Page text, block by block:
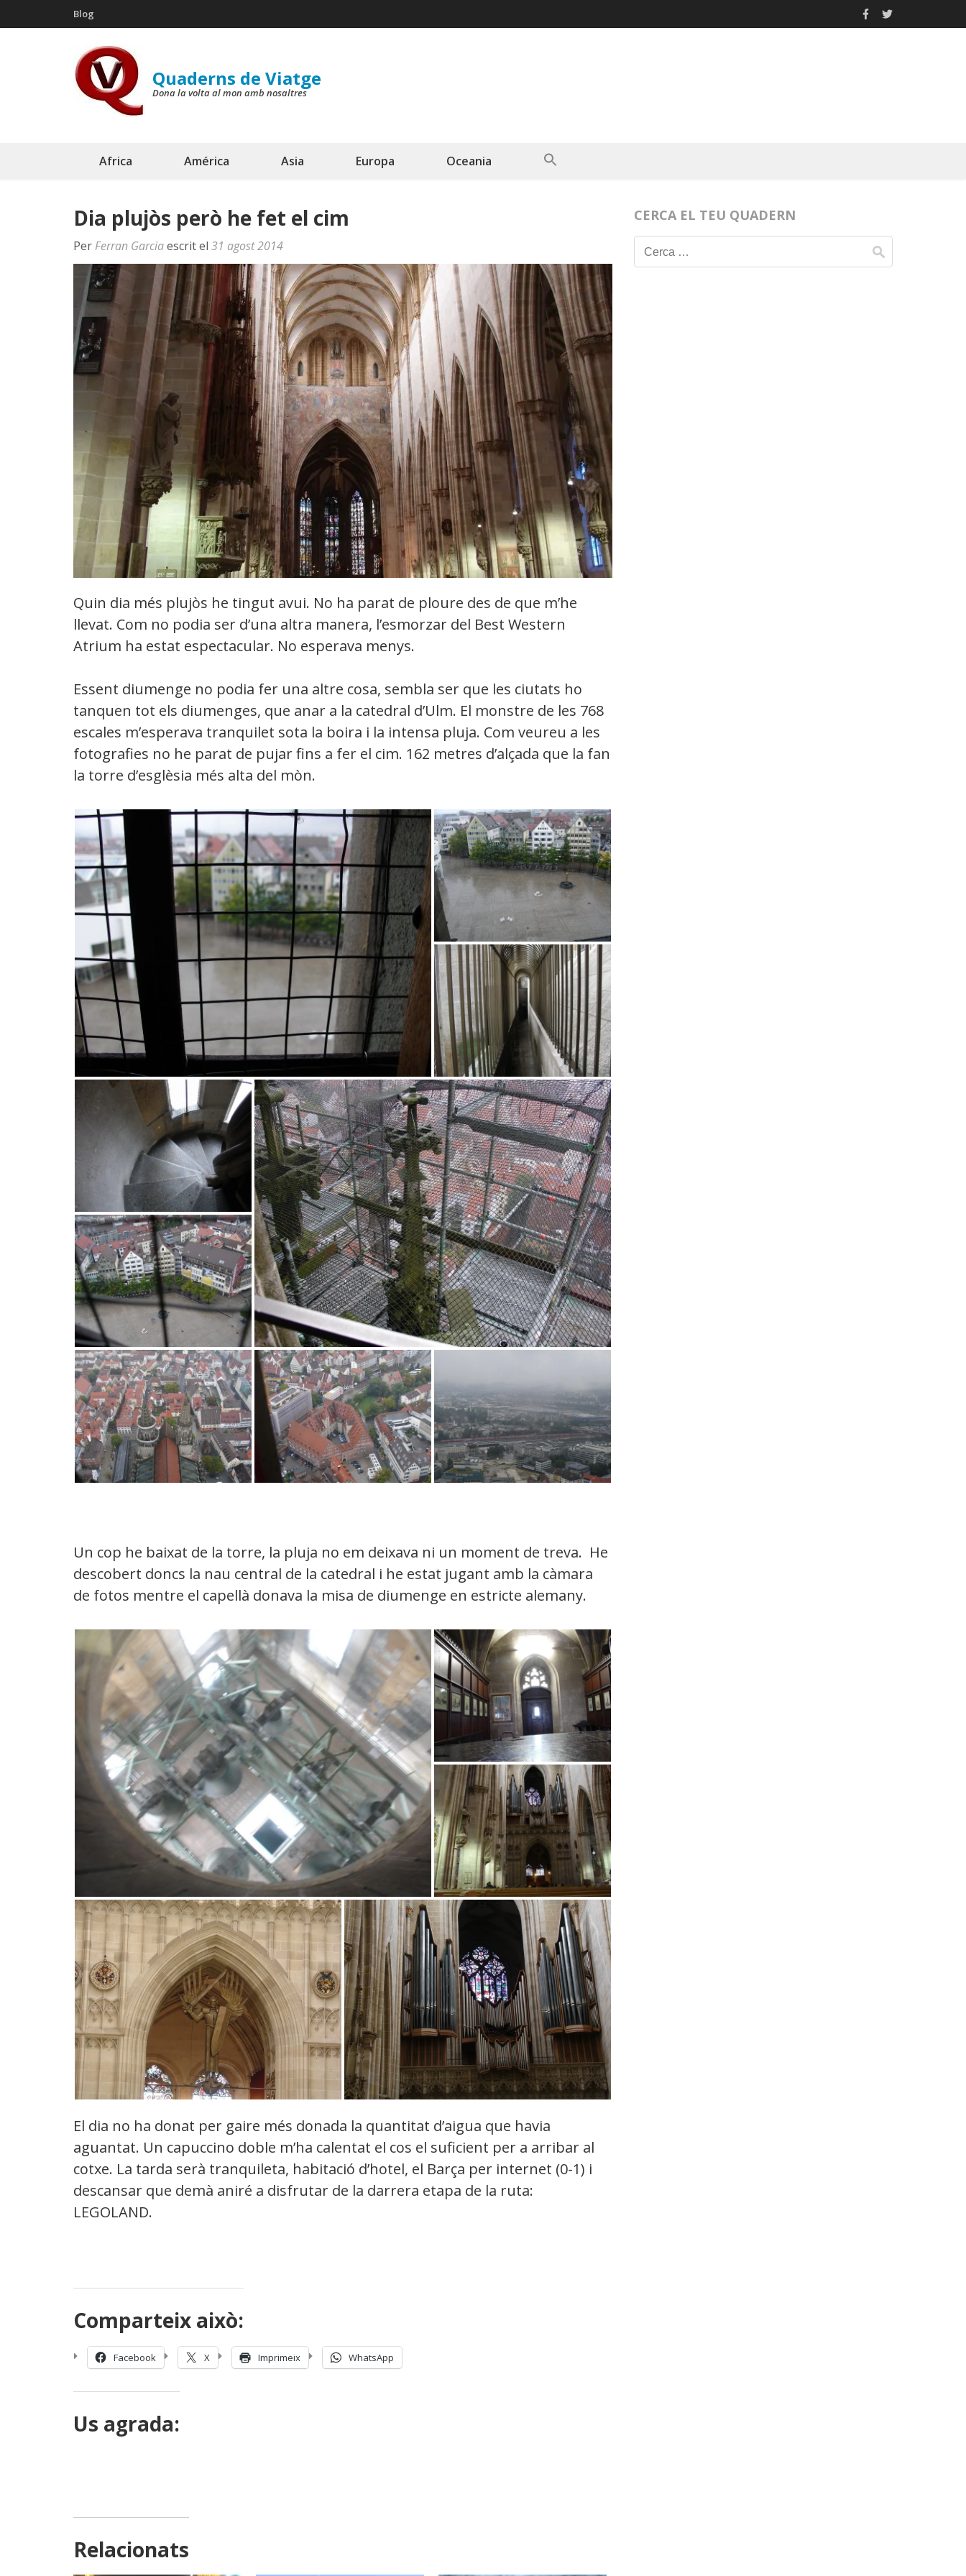
to
Blog
Quaderns de Viatge
Dona la volta al mon amb nosaltres
Africa América Asia Europa Oceania
Dia plujòs però he fet el cim
Per Ferran Garciaescrit el 31 agost 2014
Quin dia més plujòs he tingut avui. No ha parat de ploure des de que m’he
llevat. Com no podia ser d’una altra manera, l’esmorzar del Best Western
Atrium ha estat espectacular. No esperava menys.
Essent diumenge no podia fer una altre cosa, sembla ser que les ciutats ho
tanquen tot els diumenges, que anar a la catedral d’Ulm. El monstre de les 768
escales m’esperava tranquilet sota la boira i la intensa pluja. Com veureu a les
fotografies no he parat de pujar fins a fer el cim. 162 metres d’alçada que la fan
la torre d’esglèsia més alta del mòn.
Un cop he baixat de la torre, la pluja no em deixava ni un moment de treva. He
descobert doncs la nau central de la catedral i he estat jugant amb la càmara
de fotos mentre el capellà donava la misa de diumenge en estricte alemany.
El dia no ha donat per gaire més donada la quantitat d’aigua que havia
aguantat. Un capuccino doble m’ha calentat el cos el suficient per a arribar al
cotxe. La tarda serà tranquileta, habitació d’hotel, el Barça per internet (0-1) i
descansar que demà aniré a disfrutar de la darrera etapa de la ruta:
LEGOLAND.
Comparteix això:
Facebook X Imprimeix WhatsApp
Us agrada:
Relacionats
CERCA EL TEU QUADERN
Cerca: